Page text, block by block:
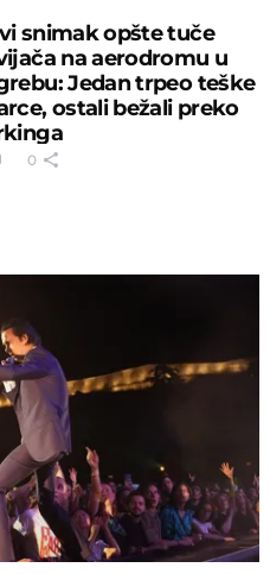
snimak opšte tuče
na aerodromu u
Jedan trpeo teške
ostali bežali preko
0